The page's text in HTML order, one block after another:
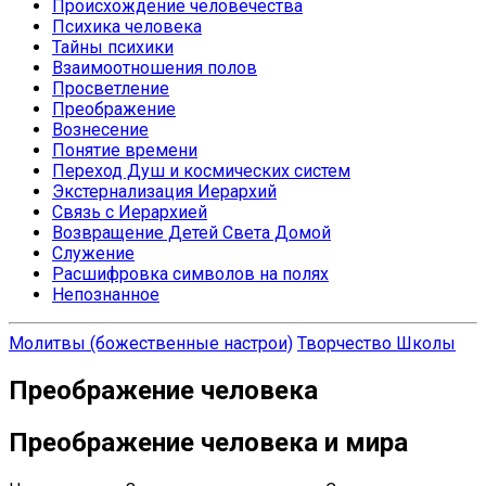
Происхождение человечества
Психика человека
Тайны психики
Взаимоотношения полов
Просветление
Преображение
Вознесение
Понятие времени
Переход Душ и космических систем
Экстернализация Иерархий
Связь с Иерархией
Возвращение Детей Света Домой
Служение
Расшифровка символов на полях
Непознанное
Молитвы (божественные настрои) Творчество Школы
Преображение человека
Преображение человека и мира